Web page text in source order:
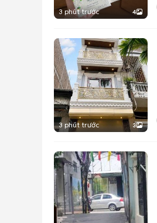
3 phút trước 4
3 phút trước 3